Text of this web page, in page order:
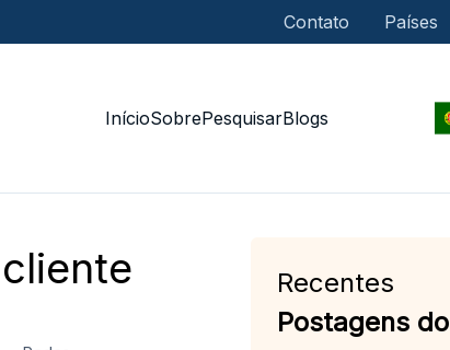
Contato Países
InícioSobrePesquisarBlogs
Recentes
Postagens do